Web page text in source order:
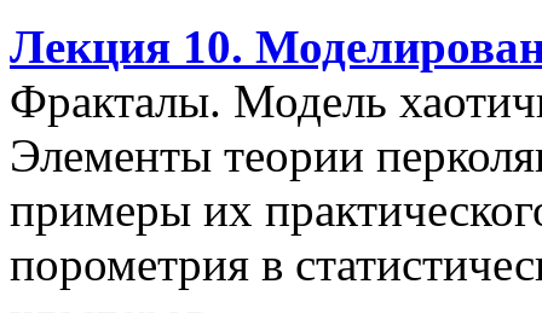
Лекция 10.
Фракталы. Модель
Элементы теории
примеры их
порометрия в